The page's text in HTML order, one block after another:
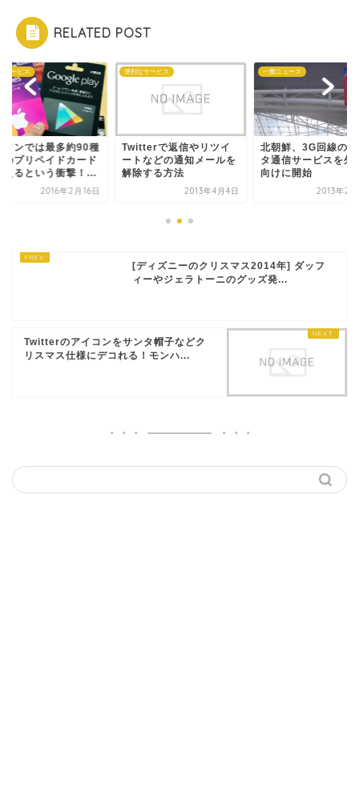
RELATED POST
サービス
ソンでは最多約90種
のプリペイドカード
えるという衝撃！...
2016年2月16日
便利なサービス
Twitterで返信やリツイ
ートなどの通知メールを
解除する方法
2013年4月4日
一般ニュース
北朝鮮、3G回線の
タ通信サービスを外
向けに開始
2013年2
[ディズニーのクリスマス2014年] ダッフ
ィーやジェラトーニのグッズ発...
Twitterのアイコンをサンタ帽子などク
リスマス仕様にデコれる！モンハ...